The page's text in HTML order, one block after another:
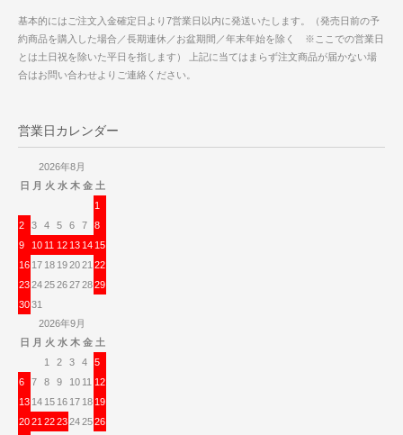
基本的にはご注文入金確定日より7営業日以内に発送いたします。（発売日前の予
約商品を購入した場合／長期連休／お盆期間／年末年始を除く ※ここでの営業日
とは土日祝を除いた平日を指します） 上記に当てはまらず注文商品が届かない場
合はお問い合わせよりご連絡ください。
営業日カレンダー
2026年8月
日 月 火 水 木 金 土
1
2
3 4 5 6 7
8
9
10 11 12 13 14 15
16 17 18 192021 22
23242526272829
3031
2026年9月
日 月 火 水 木 金 土
1
2 3 4
5
6
7 8 9 10 11 12
13 14 15 16 17 18 19
2021 2223242526